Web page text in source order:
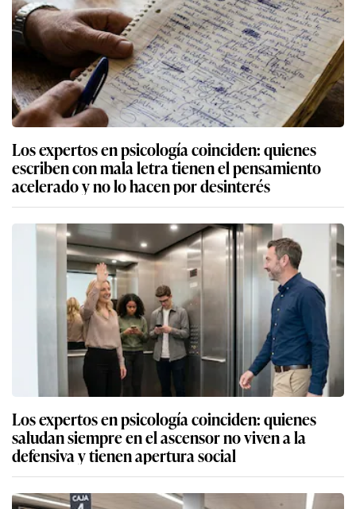
Los expertos en psicología coinciden: quienes
escriben con mala letra tienen el pensamiento
acelerado y no lo hacen por desinterés
Los expertos en psicología coinciden: quienes
saludan siempre en el ascensor no viven a la
defensiva y tienen apertura social